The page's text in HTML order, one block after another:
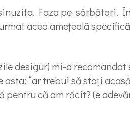
Faza pe sărbători.
acea amețeală
desigur) mi-a
“ar trebui să stați
pentru că am răcit? (e